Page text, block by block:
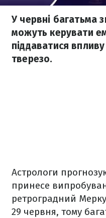
У червні багатьма
можуть керувати
піддаватися
тверезо.
Астрологи
принесе
ретроградний
29 червня, тому